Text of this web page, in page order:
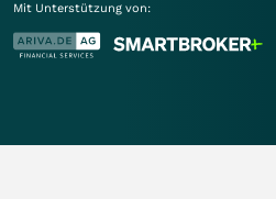
Mit Unterstützung von: